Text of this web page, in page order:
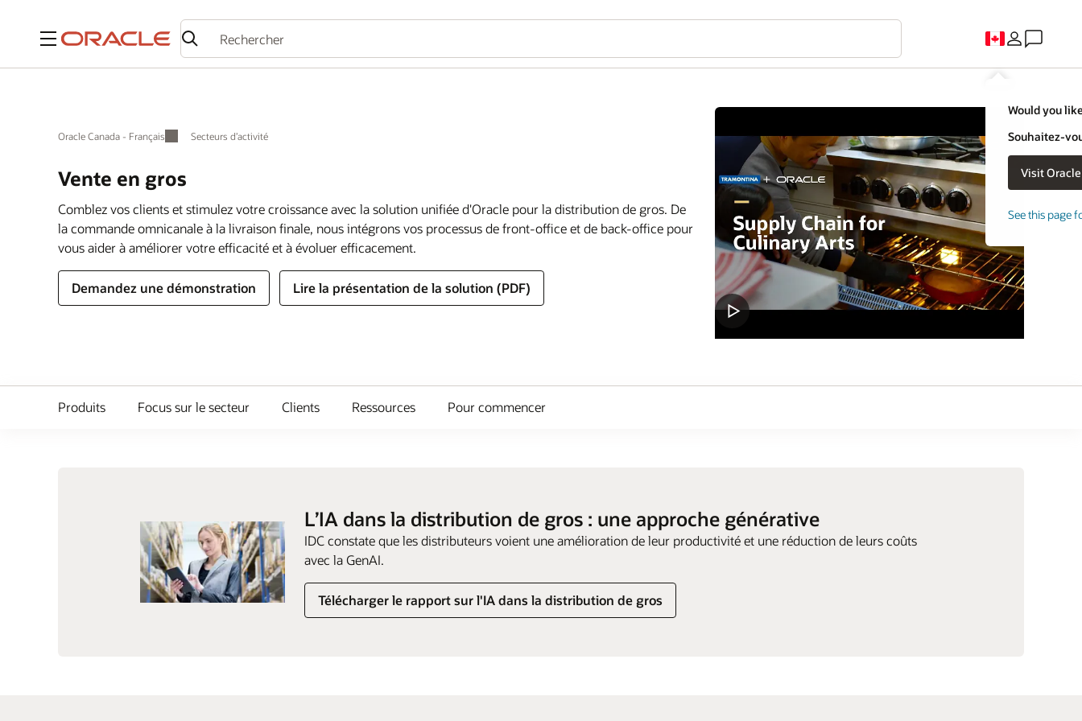
Menu
Would you
Souhaitez-
See this page
Oracle Canada - Français Secteurs d’activité
Vente en gros
Comblez vos clients et stimulez votre croissance avec la solution unifiée d'Oracle pour la distribution de gros. De
la commande omnicanale à la livraison finale, nous intégrons vos processus de front-office et de back-office pour
vous aider à améliorer votre efficacité et à évoluer efficacement.
Demandez une démonstration Lire la présentation de la solution (PDF)
Produits Focus sur le secteur Clients Ressources Pour commencer
L’IA dans la distribution de gros : une approche générative
IDC constate que les distributeurs voient une amélioration de leur productivité et une réduction de leurs coûts
avec la GenAI.
Télécharger le rapport sur l'IA dans la distribution de gros